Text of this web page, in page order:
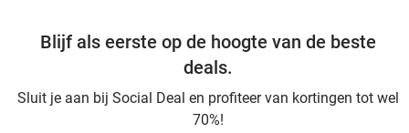
Blijf als eerste op de hoogte van de beste
deals.
Sluit je aan bij Social Deal en profiteer van kortingen tot wel
70%!
Ontdek alle topdeals in jouw omgeving